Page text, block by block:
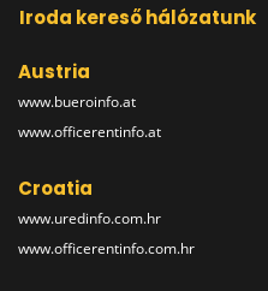
Iroda kereső hálózatunk
Austria
www.bueroinfo.at
www.officerentinfo.at
Croatia
www.uredinfo.com.hr
www.officerentinfo.com.hr